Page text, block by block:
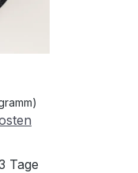
Tage